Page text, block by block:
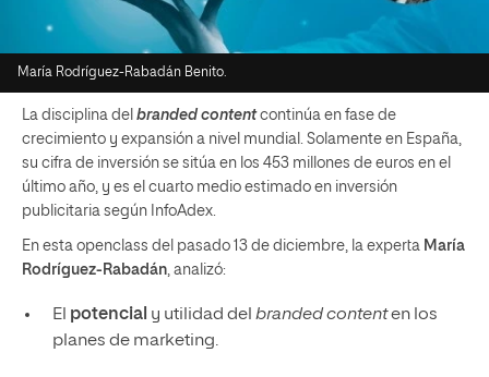
María Rodríguez-Rabadán Benito.
La disciplina del branded content continúa en fase de
crecimiento y expansión a nivel mundial. Solamente en España,
su cifra de inversión se sitúa en los 453 millones de euros en el
último año, y es el cuarto medio estimado en inversión
publicitaria según InfoAdex.
En esta openclass del pasado 13 de diciembre, la experta María
Rodríguez-Rabadán, analizó:
El potencial y utilidad del branded contenten los
planes de marketing.